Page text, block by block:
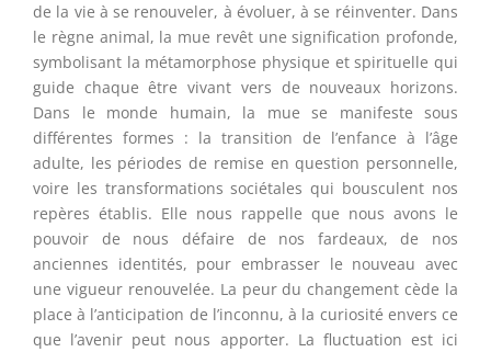
de la vie à se renouveler, à évoluer, à se réinventer. Dans
le règne animal, la mue revêt une signification profonde,
symbolisant la métamorphose physique et spirituelle qui
guide chaque être vivant vers de nouveaux horizons.
Dans le monde humain, la mue se manifeste sous
différentes formes : la transition de l’enfance à l’âge
adulte, les périodes de remise en question personnelle,
voire les transformations sociétales qui bousculent nos
repères établis. Elle nous rappelle que nous avons le
pouvoir de nous défaire de nos fardeaux, de nos
anciennes identités, pour embrasser le nouveau avec
une vigueur renouvelée. La peur du changement cède la
place à l’anticipation de l’inconnu, à la curiosité envers ce
que l’avenir peut nous apporter. La fluctuation est ici